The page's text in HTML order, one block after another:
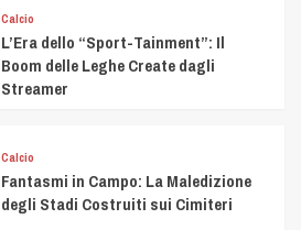
Calcio
L’Era dello “Sport-Tainment”: Il
Boom delle Leghe Create dagli
Streamer
Calcio
Fantasmi in Campo: La Maledizione
degli Stadi Costruiti sui Cimiteri